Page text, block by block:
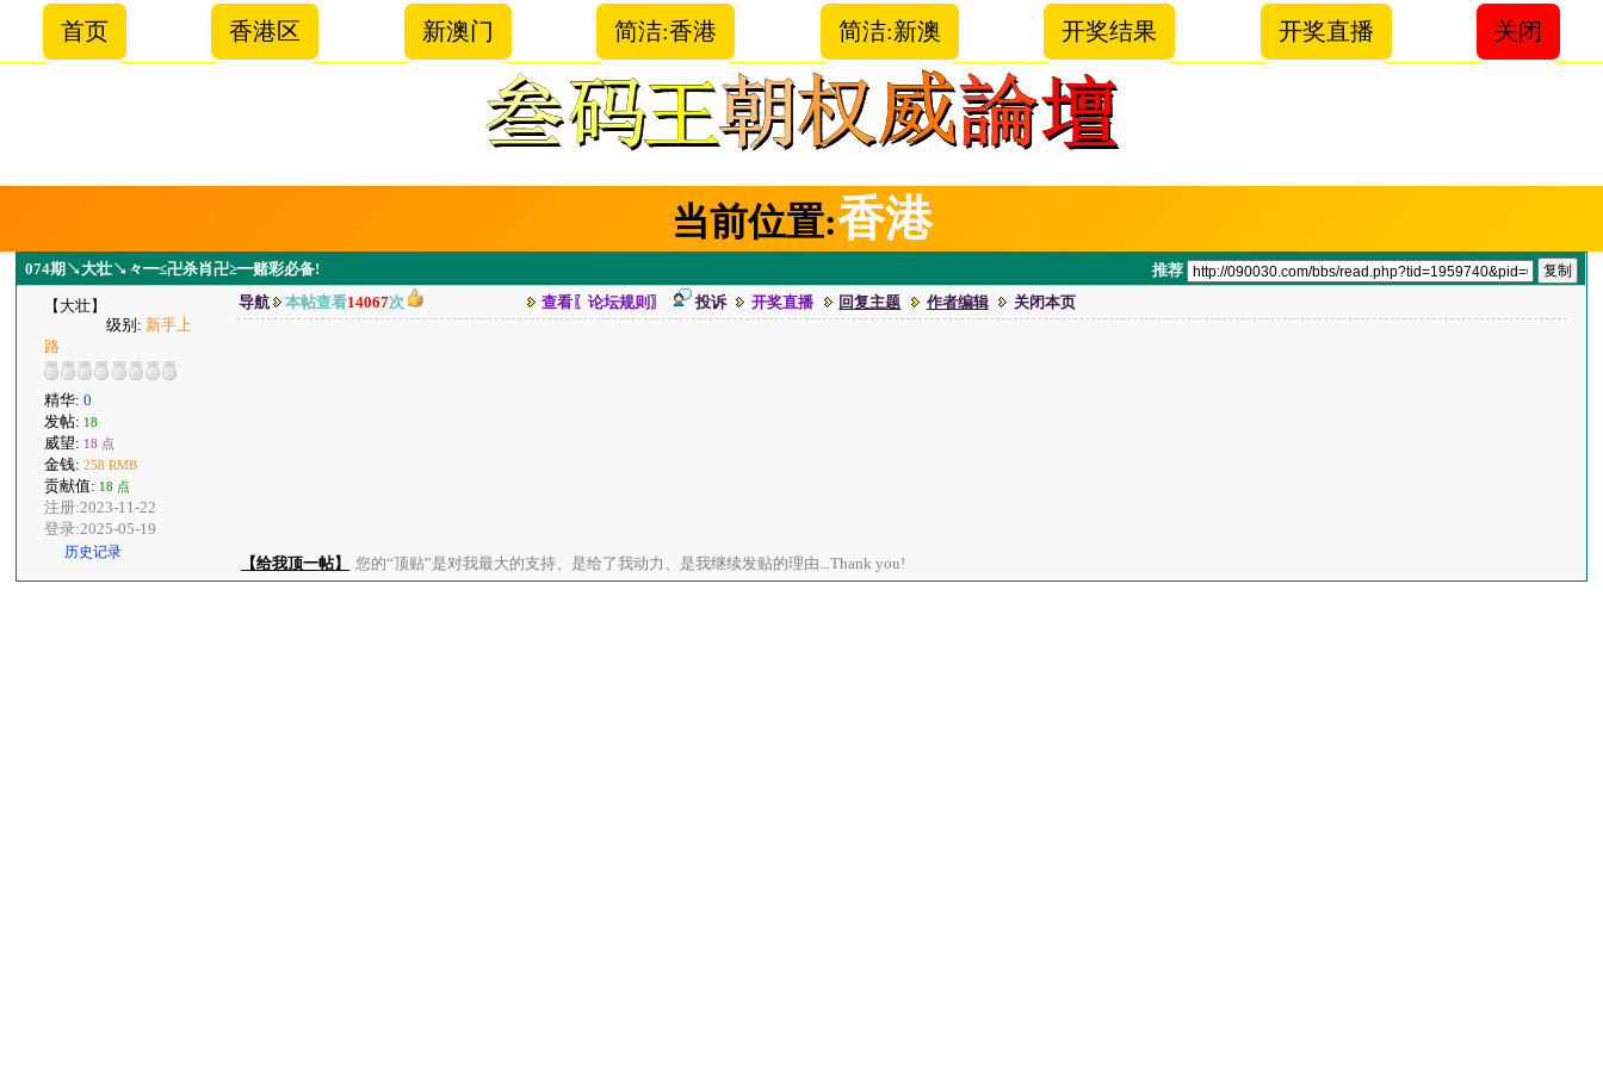
首页 香港区 新澳门 简洁:香港 简洁:新澳 开奖结果 开奖直播 关闭
当前位置:香港
074期↘大壮↘々━≤卍杀肖卍≥━赌彩必备! 推荐
【大壮】
级别: 新手上
路
精华:0
发帖: 18
威望: 18 点
金钱:258 RMB
贡献值: 18 点
注册:2023-11-22
登录:2025-05-19
历史记录
导航 本帖查看14067次 查看〖论坛规则〗 投诉 开奖直播 回复主题 作者编辑 关闭本页
【给我顶一帖】 您的“顶贴”是对我最大的支持、是给了我动力、是我继续发贴的理由...Thank you!